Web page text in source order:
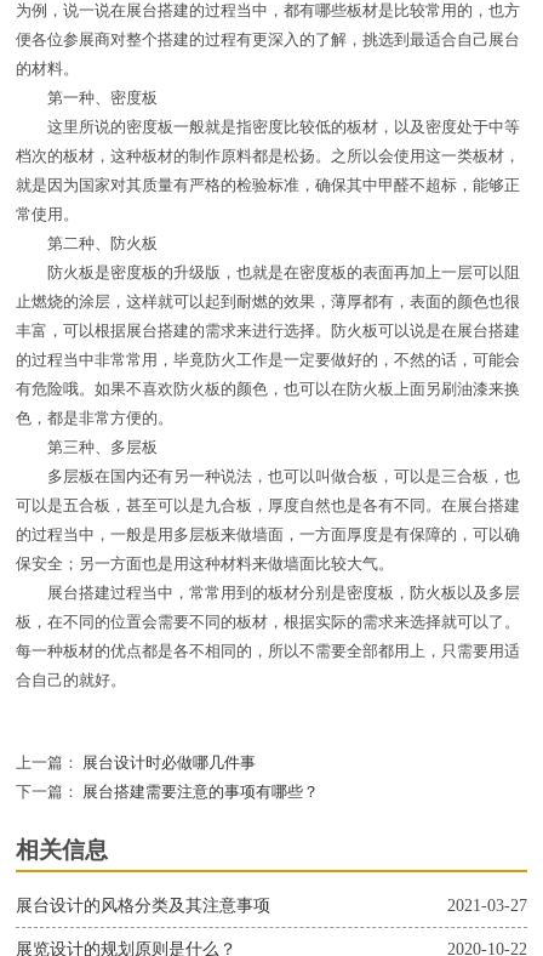
为例，说一说在展台搭建的过程当中，都有哪些板材是比较常用的，也方
便各位参展商对整个搭建的过程有更深入的了解，挑选到最适合自己展台
的材料。
第一种、密度板
这里所说的密度板一般就是指密度比较低的板材，以及密度处于中等
档次的板材，这种板材的制作原料都是松扬。之所以会使用这一类板材，
就是因为国家对其质量有严格的检验标准，确保其中甲醛不超标，能够正
常使用。
第二种、防火板
防火板是密度板的升级版，也就是在密度板的表面再加上一层可以阻
止燃烧的涂层，这样就可以起到耐燃的效果，薄厚都有，表面的颜色也很
丰富，可以根据展台搭建的需求来进行选择。防火板可以说是在展台搭建
的过程当中非常常用，毕竟防火工作是一定要做好的，不然的话，可能会
有危险哦。如果不喜欢防火板的颜色，也可以在防火板上面另刷油漆来换
色，都是非常方便的。
第三种、多层板
多层板在国内还有另一种说法，也可以叫做合板，可以是三合板，也
可以是五合板，甚至可以是九合板，厚度自然也是各有不同。在展台搭建
的过程当中，一般是用多层板来做墙面，一方面厚度是有保障的，可以确
保安全；另一方面也是用这种材料来做墙面比较大气。
展台搭建过程当中，常常用到的板材分别是密度板，防火板以及多层
板，在不同的位置会需要不同的板材，根据实际的需求来选择就可以了。
每一种板材的优点都是各不相同的，所以不需要全部都用上，只需要用适
合自己的就好。
上一篇：
展台设计时必做哪几件事
下一篇：
展台搭建需要注意的事项有哪些？
相关信息
2021-03-27
展台设计的风格分类及其注意事项
2020-10-22
展览设计的规划原则是什么？